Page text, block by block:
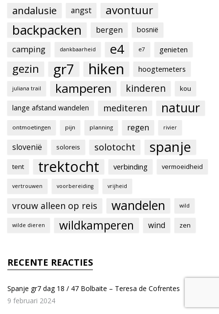
andalusie angst avontuur
backpacken bergen bosnië
camping dankbaarheid e4 e7 genieten
gezin gr7 hiken hoogtemeters
juliana trail kamperen kinderen kou
lange afstand wandelen mediteren natuur
ontmoetingen pijn planning regen rivier
slovenië soloreis solotocht spanje
tent trektocht verbinding vermoeidheid
vertrouwen voorbereiding vrijheid
vrouw alleen op reis wandelen wild
wilde dieren wildkamperen wind zen
RECENTE REACTIES
Spanje gr7 dag 18 / 47 Bolbaite – Teresa de Cofrentes
9 februari 2024